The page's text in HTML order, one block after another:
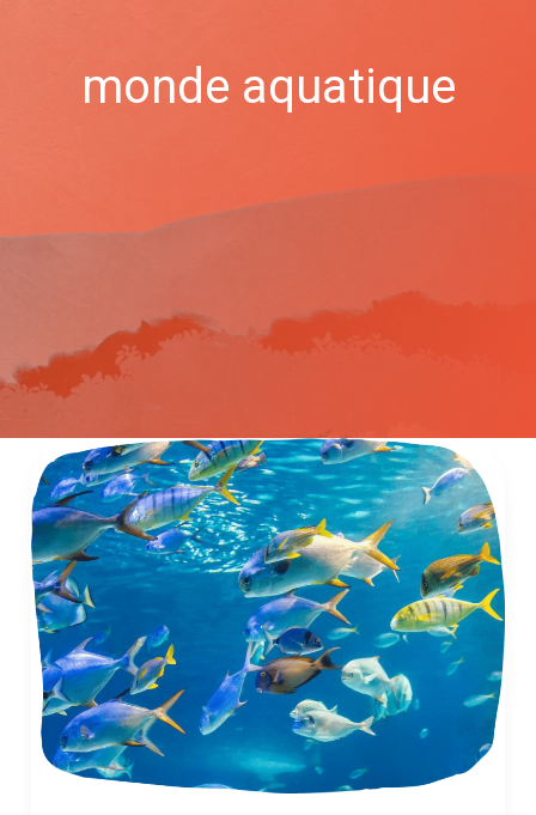
monde aquatique
Comment
parler
de
la
biodiversité
marine
avec
des
enfants
?